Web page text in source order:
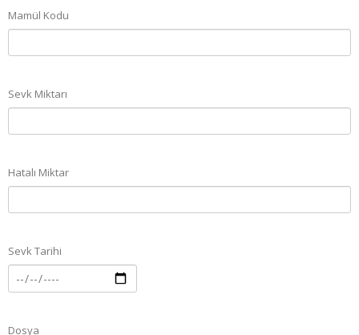
Mamül Kodu
Sevk Miktarı
Hatalı Miktar
Sevk Tarihi
Dosya